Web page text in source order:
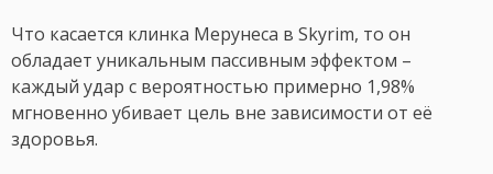
Что касается клинка Мерунеса в Skyrim, то он
обладает уникальным пассивным эффектом –
каждый удар с вероятностью примерно 1,98%
мгновенно убивает цель вне зависимости от её
здоровья.